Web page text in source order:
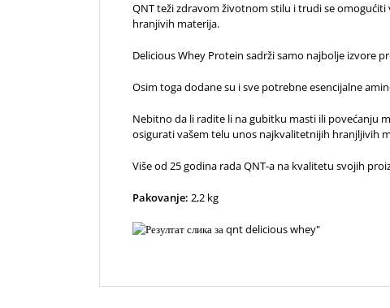
QNT teži zdravom životnom stilu i trudi se
hranjivih materija.
Delicious Whey Protein sadrži samo najbolje izvore
Osim toga dodane su i sve potrebne esencijalne
Nebitno da li radite li na gubitku masti ili povećanju
osigurati vašem telu unos najkvalitetnijih hranjljivih
Više od 25 godina rada QNT-a na kvalitetu svojih
Pakovanje: 2,2 kg